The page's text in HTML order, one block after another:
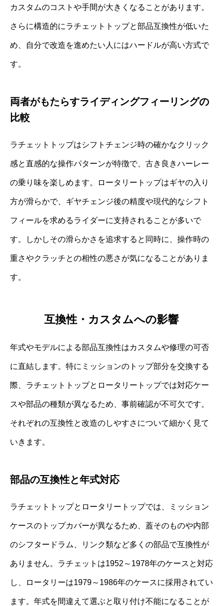
カスタムのコストや手間が大きくなることがあります。
さらに構造的にラチェットトップと部品互換性が低いた
め、自分で改造を進めたい人にはハードルが高い方式で
す。
両者がもたらすライディングフィーリングの
比較
ラチェットトップはシフトチェンジ時の確かなクリック
感と直感的な操作パターンが特徴で、古き良きハーレー
の乗り味を楽しめます。ロータリートップはギヤの入り
方が滑らかで、ギヤチェンジ後の精度や現代的なシフト
フィールを求めるライダーに支持されることが多いで
す。しかしその滑らかさを追求すると同時に、操作時の
重さやクラッチとの相性の悪さが気になることがありま
す。
互換性・カスタムへの影響
年式やモデルによる部品互換性はカスタムや修理の可否
に直結します。特にミッションのトップ部分を交換する
際、ラチェットトップとロータリートップでは対応ケー
スや部品の種類が異なるため、事前確認が不可欠です。
それぞれの互換性と改造のしやすさについて細かく見て
いきます。
部品の互換性と年式対応
ラチェットトップとロータリートップでは、ミッション
ケースのトップカバーが異なるため、蓋そのものや内部
のシフタードラム、リンク類など多くの部品で互換性が
ありません。ラチェットは1952～1978年のケースと対応
し、ロータリーは1979～1986年のケースに採用されてい
ます。年式を間違えて選ぶと取り付け不能になることが